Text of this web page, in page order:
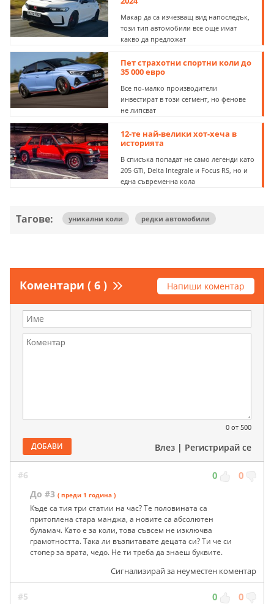
Макар да са изчезващ вид напоследък,
този тип автомобили все още имат
какво да предложат
Пет страхотни спортни коли до
35 000 евро
Все по-малко производители
инвестират в този сегмент, но фенове
не липсват
12-те най-велики хот-хеча в
историята
В списъка попадат не само легенди като
205 GTi, Delta Integrale и Focus RS, но и
една съвременна кола
Тагове: уникални коли редки автомобили
Коментари ( 6 ) Напиши коментар
0 от 500
ДОБАВИ Влез | Регистрирай се
#6 0 0
До #3 ( преди 1 година )
Къде са тия три статии на час? Те половината са
притоплена стара манджа, а новите са абсолютен
буламач. Като е за коли, това съвсем не изключва
грамотността. Така ли възпитавате децата си? Ти че си
стопер за врата, чедо. Не ти треба да знаеш буквите.
Сигнализирай за неуместен коментар
#5 0 0